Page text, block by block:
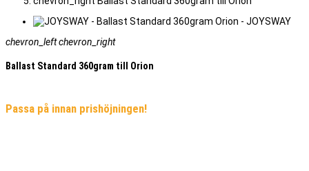
chevron_leftchevron_right
Ballast Standard 360gram till Orion
Passa på innan prishöjningen!